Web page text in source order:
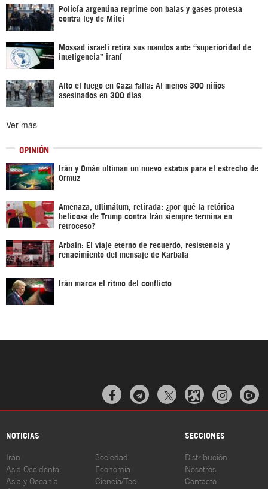
Policía argentina reprime con balas y gases protesta
contra ley de Milei
Mossad israelí retira sus mandos ante “superioridad de
inteligencia” iraní
Alto el fuego en Gaza falla: Al menos 300 niños
asesinados en 300 días
Ver más
OPINIÓN
Irán y Omán ultiman un nuevo estatus para el estrecho de
Ormuz
Amenaza, ultimátum, retirada: ¿por qué la retórica
belicosa de Trump contra Irán siempre termina en
retroceso?
Arbaín: El viaje eterno de recuerdo, resistencia y
renacimiento del mensaje de Karbala
Irán marca el ritmo del conflicto
  
NOTICIAS SECCIONES
Irán
Asia Occidental
Asia y Oceanía
Sociedad
Economía
Ciencia/Tec
Distribución
Nosotros
Contacto